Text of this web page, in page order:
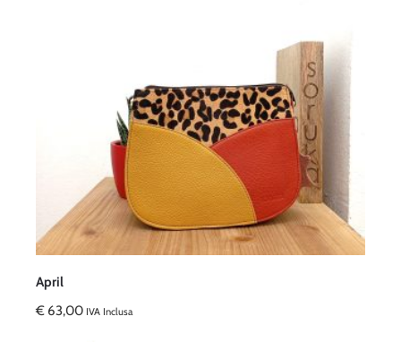
April
€ 63,00 IVA Inclusa